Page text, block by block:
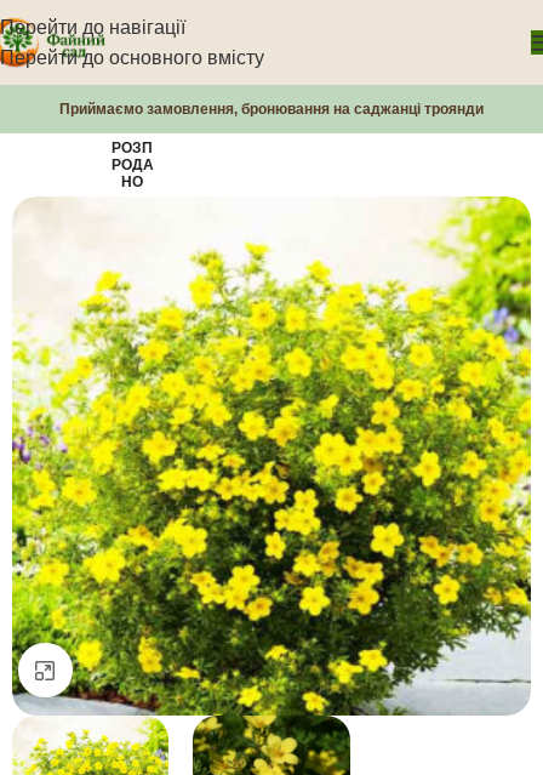
Перейти до навігації
Перейти до основного вмісту
Приймаємо замовлення, бронювання на саджанці троянди
РОЗП
РОДА
НО
Натисніть, щоб збільшити